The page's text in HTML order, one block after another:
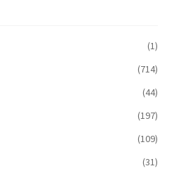
(1)
(714)
(44)
(197)
(109)
(31)